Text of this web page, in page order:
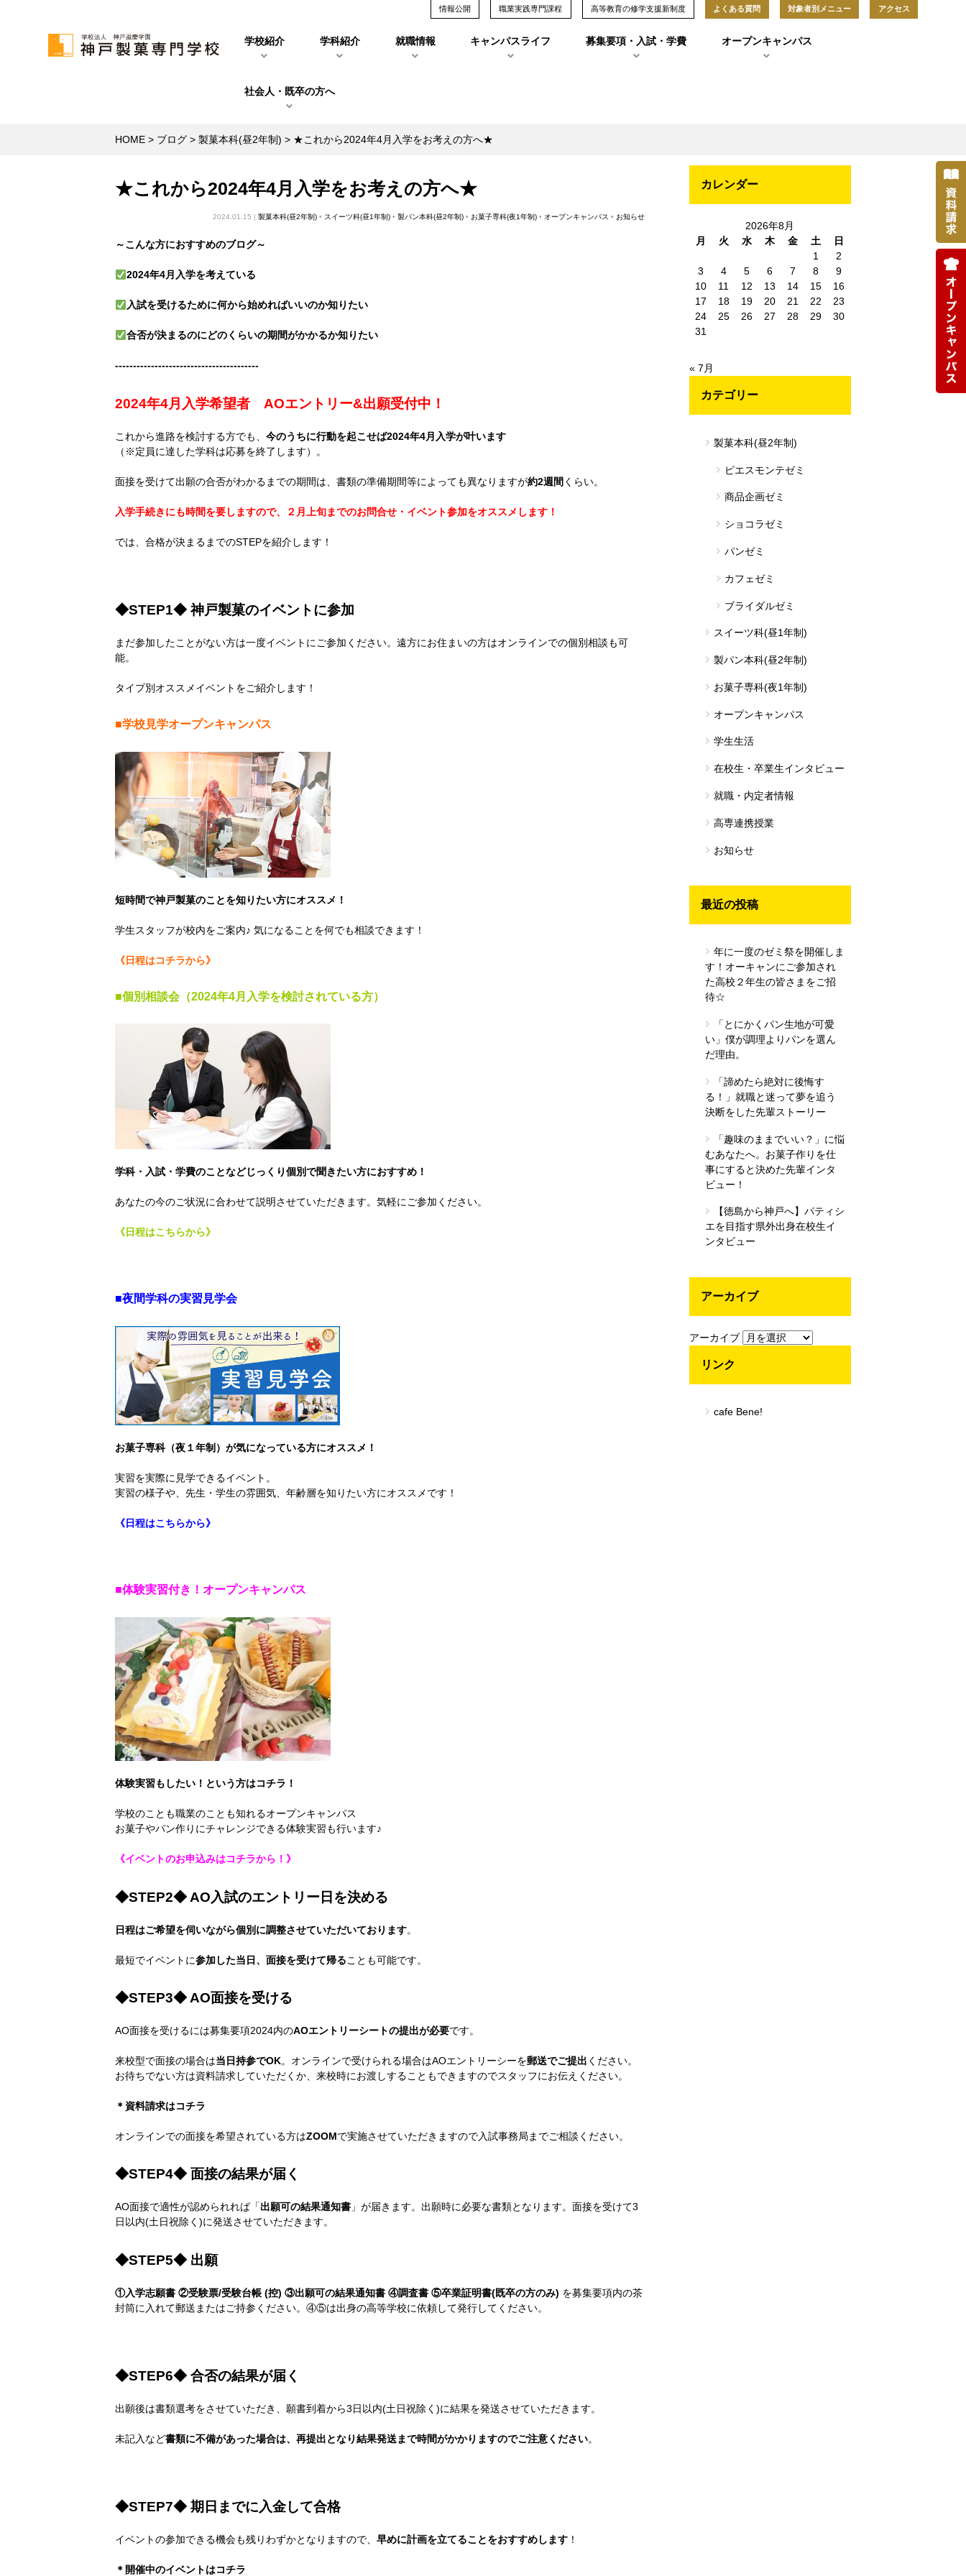
情報公開 職業実践専門課程 高等教育の修学支援新制度 よくある質問 対象者別メニュー アクセス
学校紹介 学科紹介 就職情報 キャンパスライフ 募集要項・入試・学費 オープンキャンパス
社会人・既卒の方へ
HOME > ブログ >製菓本科(昼2年制) > ★これから2024年4月入学をお考えの方へ★
★これから2024年4月入学をお考えの方へ★
2024.01.15 |製菓本科(昼2年制) • スイーツ科(昼1年制) •製パン本科(昼2年制) •お菓子専科(夜1年制) •オープンキャンパス •お知らせ
～こんな方におすすめのブログ～
2024年4月入学を考えている
入試を受けるために何から始めればいいのか知りたい
合否が決まるのにどのくらいの期間がかかるか知りたい
----------------------------------------
2024年4月入学希望者 AOエントリー&出願受付中！
これから進路を検討する方でも、今のうちに行動を起こせば2024年4月入学が叶います
（※定員に達した学科は応募を終了します）。
面接を受けて出願の合否がわかるまでの期間は、書類の準備期間等によっても異なりますが約2週間くらい。
入学手続きにも時間を要しますので、２月上旬までのお問合せ・イベント参加をオススメします！
では、合格が決まるまでのSTEPを紹介します！
◆STEP1◆ 神戸製菓のイベントに参加
まだ参加したことがない方は一度イベントにご参加ください。遠方にお住まいの方はオンラインでの個別相談も可
能。
タイプ別オススメイベントをご紹介します！
■学校見学オープンキャンパス
短時間で神戸製菓のことを知りたい方にオススメ！
学生スタッフが校内をご案内♪ 気になることを何でも相談できます！
《日程はコチラから》
■個別相談会（2024年4月入学を検討されている方）
学科・入試・学費のことなどじっくり個別で聞きたい方におすすめ！
あなたの今のご状況に合わせて説明させていただきます。気軽にご参加ください。
《日程はこちらから》
■夜間学科の実習見学会
お菓子専科（夜１年制）が気になっている方にオススメ！
実習を実際に見学できるイベント。
実習の様子や、先生・学生の雰囲気、年齢層を知りたい方にオススメです！
《日程はこちらから》
■体験実習付き！オープンキャンパス
体験実習もしたい！という方はコチラ！
学校のことも職業のことも知れるオープンキャンパス
お菓子やパン作りにチャレンジできる体験実習も行います♪
《イベントのお申込みはコチラから！ 》
◆STEP2◆ AO入試のエントリー日を決める
日程はご希望を伺いながら個別に調整させていただいております。
最短でイベントに参加した当日、面接を受けて帰ることも可能です。
◆STEP3◆ AO面接を受ける
AO面接を受けるには募集要項2024内のAOエントリーシートの提出が必要です。
来校型で面接の場合は当日持参でOK。オンラインで受けられる場合はAOエントリーシーを郵送でご提出 ください。
お待ちでない方は資料請求していただくか、来校時にお渡しすることもできますのでスタッフにお伝えください。
＊資料請求はコチラ
オンラインでの面接を希望されている方はZOOMで実施させていただきますので入試事務局までご相談ください。
◆STEP4◆ 面接の結果が届く
AO面接で適性が認められれば「出願可の結果通知書 」が届きます。出願時に必要な書類となります。面接を受けて3
日以内(土日祝除く)に発送させていただきます。
◆STEP5◆ 出願
①入学志願書 ②受験票/受験台帳 (控) ③出願可の結果通知書 ④調査書 ⑤卒業証明書(既卒の方のみ) を募集要項内の茶
封筒に入れて郵送またはご持参ください。④⑤は出身の高等学校に依頼して発行してください。
◆STEP6◆ 合否の結果が届く
出願後は書類選考をさせていただき、願書到着から3日以内(土日祝除く)に結果を発送させていただきます。
未記入など書類に不備があった場合は、再提出となり結果発送まで時間がかかりますのでご注意ください。
◆STEP7◆ 期日までに入金して合格
イベントの参加できる機会も残りわずかとなりますので、早めに計画を立てることをおすすめします ！
＊開催中のイベントはコチラ
カレンダー
2026年8月
月
火 水 木 金 土
日
1
2
3
4 5 6 7 8
9
10
11 12 13 14 15
16
17
18 19 20 21 22
23
24
25 26 27 28 29
30
31
« 7月
カテゴリー
製菓本科(昼2年制)
ピエスモンテゼミ
商品企画ゼミ
ショコラゼミ
パンゼミ
カフェゼミ
ブライダルゼミ
スイーツ科(昼1年制)
製パン本科(昼2年制)
お菓子専科(夜1年制)
オープンキャンパス
学生生活
在校生・卒業生インタビュー
就職・内定者情報
高専連携授業
お知らせ
最近の投稿
年に一度のゼミ祭を開催しま
す！オーキャンにご参加され
た高校２年生の皆さまをご招
待☆
「とにかくパン生地が可愛
い」僕が調理よりパンを選ん
だ理由。
「諦めたら絶対に後悔す
る！」就職と迷って夢を追う
決断をした先輩ストーリー
「趣味のままでいい？」に悩
むあなたへ。お菓子作りを仕
事にすると決めた先輩インタ
ビュー！
【徳島から神戸へ】パティシ
エを目指す県外出身在校生イ
ンタビュー
アーカイブ
アーカイブ
リンク
cafe Bene!